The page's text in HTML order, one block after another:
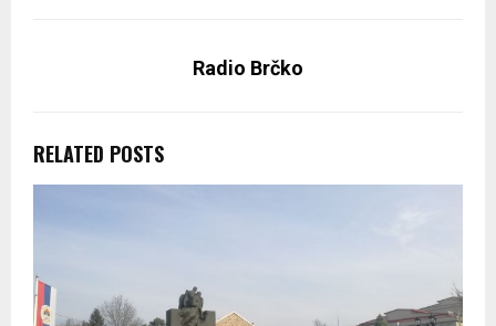
Radio Brčko
RELATED POSTS